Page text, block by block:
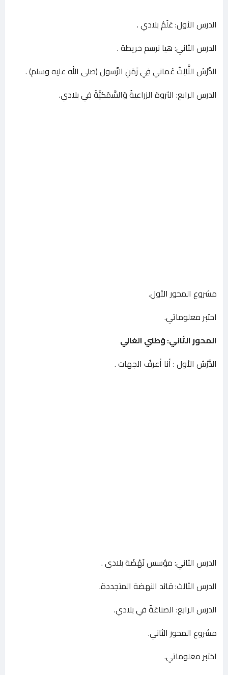
الدرس الأول: عَلَمُ بلادي .
الدرس الثاني: هيا نرسم خريطة .
الدَّرْسُ الثَّالِثُ عُماني فِي زَمَنِ الرَّسول (صلى الله عليه وسلم) .
الدرس الرابع: الثروة الزراعيةُ وَالسَّمَكيَّةُ في بلادي.
مشروع المحور الأول.
اختبر معلوماتي.
المحور الثاني: وَطني الغالي
الدَّرْسُ الأول : أنا أعرفُ الجهات .
الدرس الثاني: مؤسس نَهْضَة بلادي .
الدرس الثالث: قائد النهضة المتجددة.
الدرس الرابع: الصناعَةُ في بلادي.
مشروع المحور الثاني.
اختبر معلوماتي.